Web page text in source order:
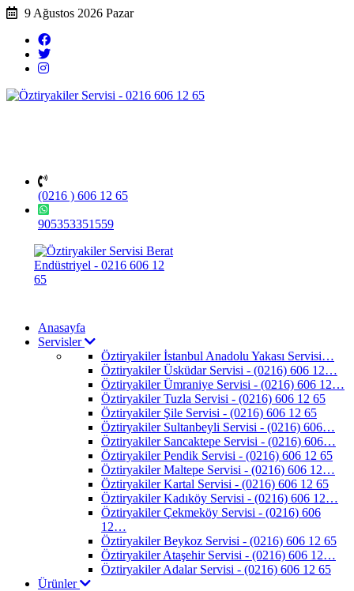
9 Ağustos 2026 Pazar
(0216 ) 606 12 65
905353351559
Anasayfa
Servisler
Öztiryakiler İstanbul Anadolu Yakası Servisi…
Öztiryakiler Üsküdar Servisi - (0216) 606 12…
Öztiryakiler Ümraniye Servisi - (0216) 606 12…
Öztiryakiler Tuzla Servisi - (0216) 606 12 65
Öztiryakiler Şile Servisi - (0216) 606 12 65
Öztiryakiler Sultanbeyli Servisi - (0216) 606…
Öztiryakiler Sancaktepe Servisi - (0216) 606…
Öztiryakiler Pendik Servisi - (0216) 606 12 65
Öztiryakiler Maltepe Servisi - (0216) 606 12…
Öztiryakiler Kartal Servisi - (0216) 606 12 65
Öztiryakiler Kadıköy Servisi - (0216) 606 12…
Öztiryakiler Çekmeköy Servisi - (0216) 606
12…
Öztiryakiler Beykoz Servisi - (0216) 606 12 65
Öztiryakiler Ataşehir Servisi - (0216) 606 12…
Öztiryakiler Adalar Servisi - (0216) 606 12 65
Ürünler